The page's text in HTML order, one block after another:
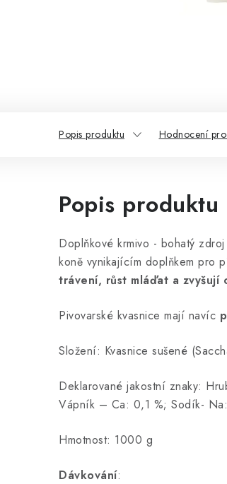
Popis produktu Hodnocení
Popis produktu
Doplňkové krmivo - bohatý
koně vynikajícím doplňkem pro
trávení, růst mláďat a zvyšují
Pivovarské kvasnice mají navíc
Složení: Kvasnice sušené
Deklarované jakostní znaky:
Vápník – Ca: 0,1 %; Sodík-
Hmotnost: 1000 g
Dávkování: